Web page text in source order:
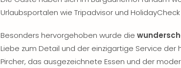
Urlaubsportalen wie Tripadvisor und
Besonders hervorgehoben wurde die
Liebe zum Detail und der einzigartige Service
Pircher, das ausgezeichnete Essen und der